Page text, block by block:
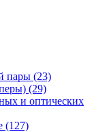
пары (23)
(29)
и оптических
(127)